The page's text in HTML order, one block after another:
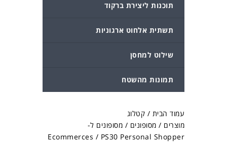
תוכנות ליצירת ברקוד
תשתית אלחוט ארגוניות
שילוט למחסן
תמונות מהשטח
עמוד הבית / קטלוג
מוצרים / מסופונים / מסופונים ל-
Ecommerces / PS30 Personal Shopper